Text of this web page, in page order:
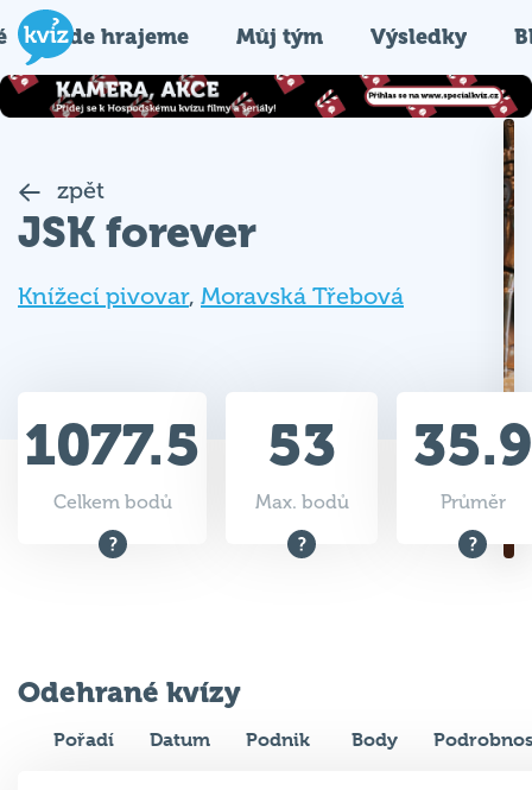
Kde hrajeme Můj tým Výsledky
zpět
JSK forever
Knížecí pivovar, Moravská Třebová
1077.5
Celkem bodů
53
Max. bodů
35.9
Průměr
Odehrané kvízy
Pořadí Datum Podnik Body